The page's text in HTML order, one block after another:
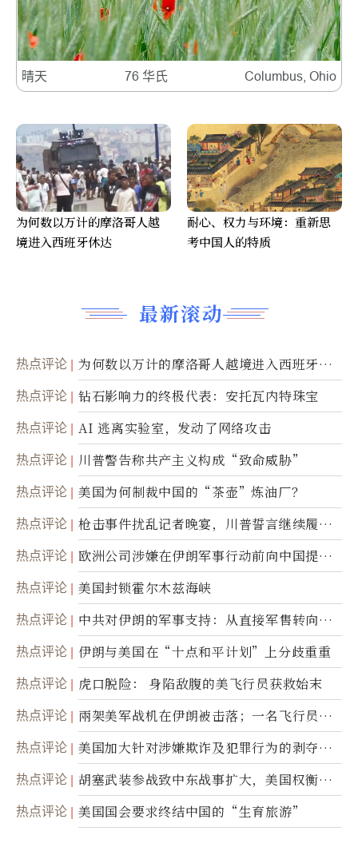
晴天 76 华氏 Columbus, Ohio
最新滚动
热点评论
为何数以万计的摩洛哥人越境进入西班牙休
达
热点评论 钻石影响力的终极代表：安托瓦内特珠宝
热点评论 AI 逃离实验室，发动了网络攻击
热点评论 川普警告称共产主义构成“致命威胁”
热点评论 美国为何制裁中国的“茶壶”炼油厂？
热点评论
枪击事件扰乱记者晚宴，川普誓言继续履行
职责
热点评论
欧洲公司涉嫌在伊朗军事行动前向中国提供
美军基地的卫星图像
热点评论 美国封锁霍尔木兹海峡
热点评论
中共对伊朗的军事支持：从直接军售转向间
接技术转让
热点评论 伊朗与美国在“十点和平计划”上分歧重重
热点评论 虎口脱险： 身陷敌腹的美飞行员获救始末
热点评论
兩架美军战机在伊朗被击落；一名飞行员失
踪
热点评论
美国加大针对涉嫌欺诈及犯罪行为的剥夺公
民权力度
热点评论
胡塞武装参战致中东战事扩大，美国权衡地
面入侵的可能性
热点评论 美国国会要求终结中国的“生育旅游”
为何数以万计的摩洛哥人越
境进入西班牙休达
耐心、权力与环境：重新思
考中国人的特质